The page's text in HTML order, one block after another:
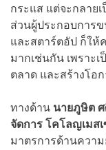
กระแส แต่จะกลาย
ส่วนผู้ประกอบการ
และสตาร์ตอัป ก็ให้
มากเช่นกัน เพราะ
ตลาด และสร้างโอ
ทางด้าน นายภูษิต
จัดการ โคโลญเมส
มาตรการด้านความ